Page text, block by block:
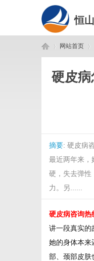
恒
网站首页
硬皮
摘要: 硬皮病
最近两年来，
硬，失去弹性
力。另......
硬皮病咨询
讲一段真实的
她的身体本来
部、颈部皮肤